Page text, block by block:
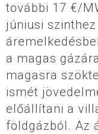
további 17 €/
júniusi
a magas
magasra
ismét
előállítani a
földgázból. Az